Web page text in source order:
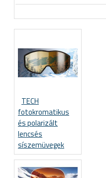
TECH
fotokromatikus
és polarizált
lencsés
síszemüvegek